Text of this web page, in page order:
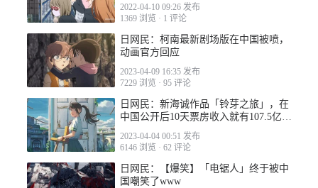
2023-04-04 00:14
2023-04-04 05:55
2022-04-10 09:26 发布
1369 浏览 · 1 评论
日网民：柯南最新剧场版在中国被喷，
动画官方回应
2023-04-09 16:35 发布
7229 浏览 · 95 评论
日网民：新海诚作品「铃芽之旅」，在
中国公开后10天票房收入就有107.5亿日
2023-04-04 00:51 发布
6146 浏览 · 62 评论
日网民：【爆笑】「电锯人」终于被中
国嘲笑了www